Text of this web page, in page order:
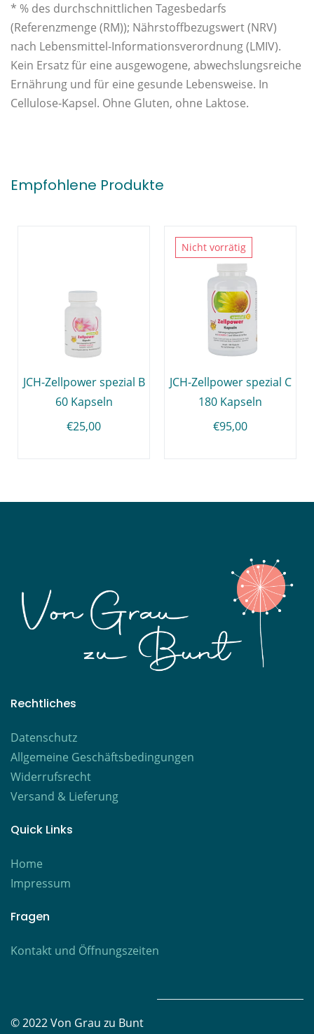
* % des durchschnittlichen Tagesbedarfs
(Referenzmenge (RM)); Nährstoffbezugswert (NRV)
nach Lebensmittel-Informationsverordnung (LMIV).
Kein Ersatz für eine ausgewogene, abwechslungsreiche
Ernährung und für eine gesunde Lebensweise. In
Cellulose-Kapsel. Ohne Gluten, ohne Laktose.
Empfohlene Produkte
JCH-Zellpower spezial B
60 Kapseln
€25,00
Nicht vorrätig
JCH-Zellpower spezial C
180 Kapseln
€95,00
Rechtliches
Datenschutz
Allgemeine Geschäftsbedingungen
Widerrufsrecht
Versand & Lieferung
Quick Links
Home
Impressum
Fragen
Kontakt und Öffnungszeiten
© 2022 Von Grau zu Bunt